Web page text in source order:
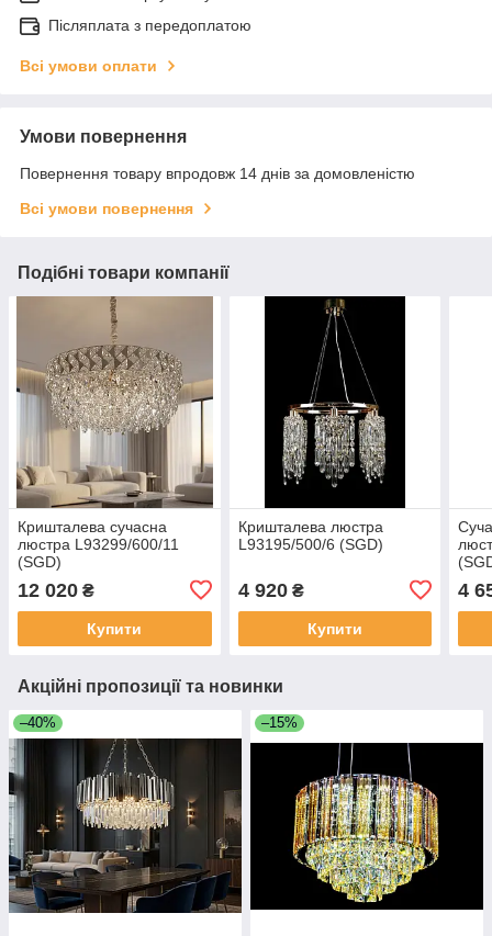
Післяплата з передоплатою
Всі умови оплати
Умови повернення
Повернення товару впродовж 14 днів за домовленістю
Всі умови повернення
Подібні товари компанії
Кришталева сучасна
люстра L93299/600/11
(SGD)
12 020 ₴
Купити
Кришталева люстра
L93195/500/6 (SGD)
4 920₴
Купити
4
Акційні пропозиції та новинки
–40% –15%